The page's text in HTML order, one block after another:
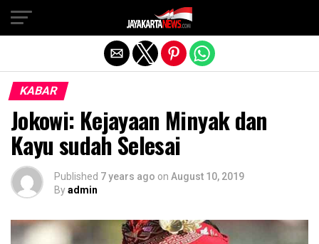
KABAR
Jokowi: Kejayaan Minyak dan
Kayu sudah Selesai
Published 7 years ago on August 10, 2019
Byadmin
Exit mobile version